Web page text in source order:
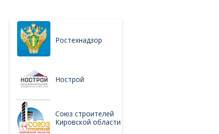
Ростехнадзор
Нострой
Союз строителей
Кировской области